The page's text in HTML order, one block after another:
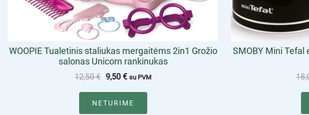
WOOPIE Tualetinis staliukas mergaitėms 2in1 Grožio
salonas Unicorn rankinukas
12,50€ 9,50€ su PVM
NETURIME
SMOBY Mini